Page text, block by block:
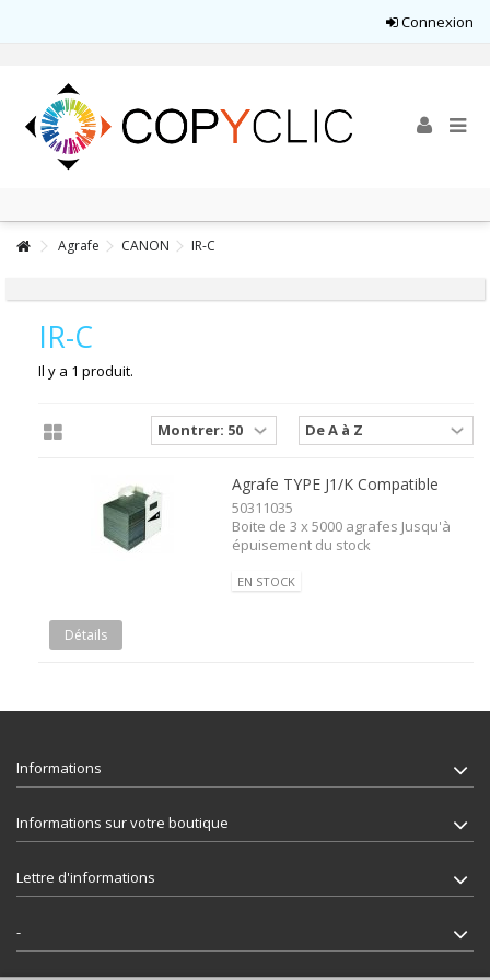
Connexion
Agrafe CANON IR-C
IR-C
Il y a 1 produit.
Agrafe TYPE J1/K Compatible
50311035
Boite de 3 x 5000 agrafes Jusqu'à
épuisement du stock
EN STOCK
Détails
Informations
Informations sur votre boutique
Lettre d'informations
-